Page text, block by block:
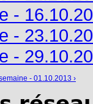
-
-
-
- 01.10.2013 ›